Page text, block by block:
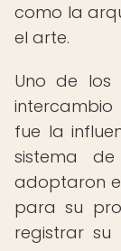
como la
el arte.
Uno de los
fue la
sistema
adoptaron
para su
registrar su